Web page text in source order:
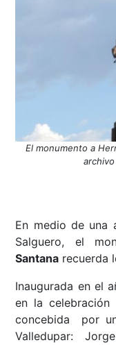
El monumento a
En medio de una
Salguero, el
Santana recuerda
Inaugurada en el
en la
concebida por
Valledupar: